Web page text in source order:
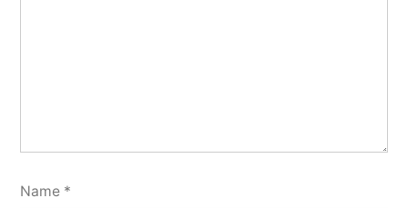
Name *